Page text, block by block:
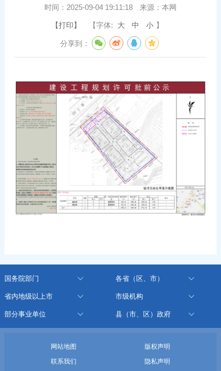
时间： 2025-09-04 19:11:18 来源： 本网
【打印】 【字体: 大 中 小 】
分享到：
国务院部门 各省（区、市）
省内地级以上市 市级机构
部分事业单位 县（市、区）政府
网站地图
版权声明
联系我们
隐私声明